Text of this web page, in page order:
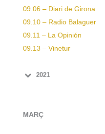
09.06 – Diari de Girona
09.10 – Radio Balaguer
09.11 – La Opinión
09.13 – Vinetur
2021
MARÇ